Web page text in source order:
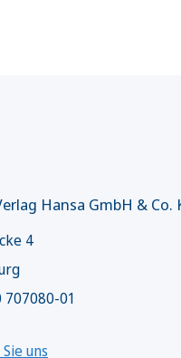
Hansa GmbH & Co.
4
707080-01
uns